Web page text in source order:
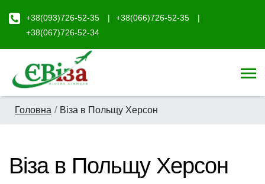
+38(093)726-52-35
+38(066)726-52-35
+38(067)726-52-34
Головна Віза в Польщу Херсон
Віза в Польщу Херсон